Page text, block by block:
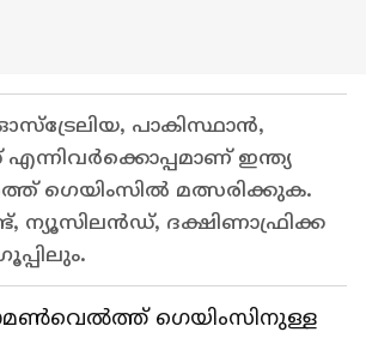
പാകിസ്ഥാന്‍,
ഇന്ത്യ
ഗെയിംസില്‍ മത്സരിക്കുക.
ന്യൂസിലന്‍ഡ്, ദക്ഷിണാഫ്രിക്ക
ഗെയിംസിനുള്ള